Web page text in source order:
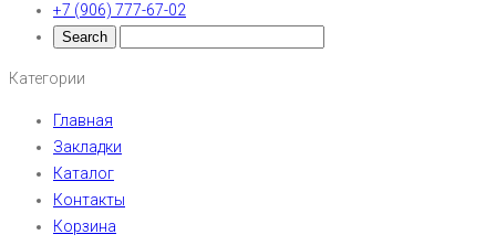
+7 (906) 777-67-02
Категории
Главная
Закладки
Каталог
Контакты
Корзина